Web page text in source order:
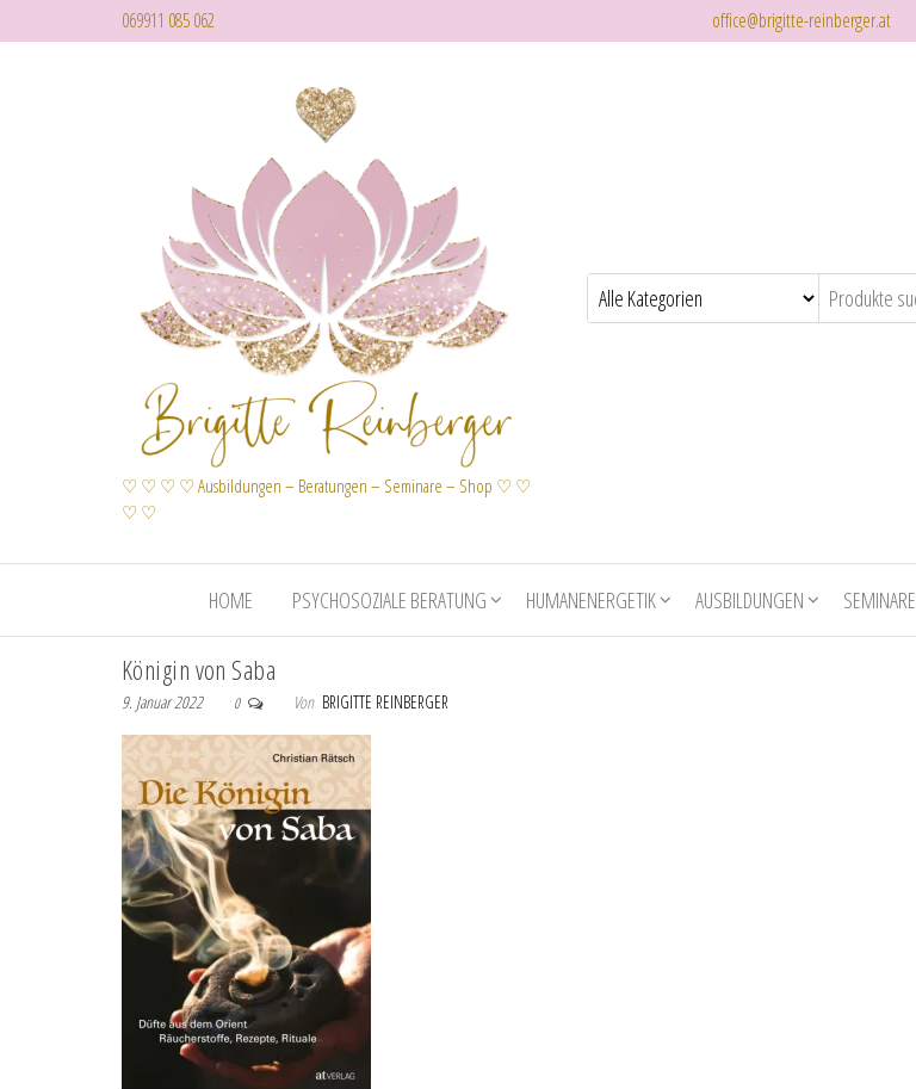
069911 085 062 office@brigitte-reinberger.at
♡ ♡ ♡ ♡ Ausbildungen – Beratungen – Seminare – Shop ♡ ♡
♡ ♡
HOME PSYCHOSOZIALE BERATUNG HUMANENERGETIK AUSBILDUNGEN SEMINARE
Königin von Saba
9. Januar 2022 0 Von BRIGITTE REINBERGER